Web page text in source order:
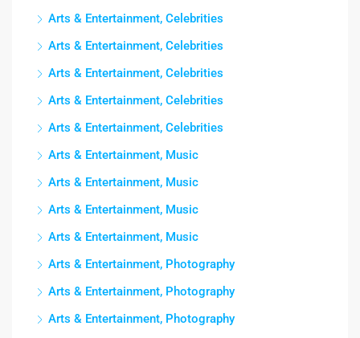
Arts & Entertainment, Celebrities
Arts & Entertainment, Celebrities
Arts & Entertainment, Celebrities
Arts & Entertainment, Celebrities
Arts & Entertainment, Celebrities
Arts & Entertainment, Music
Arts & Entertainment, Music
Arts & Entertainment, Music
Arts & Entertainment, Music
Arts & Entertainment, Photography
Arts & Entertainment, Photography
Arts & Entertainment, Photography